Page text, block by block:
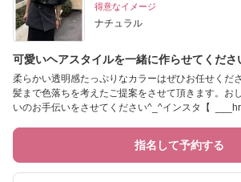
得意なイメージ
ナチュラル
可愛いヘアスタイルを一緒に作らせてくだ
柔らかい透明感たっぷりなカラーはぜひお任せくだ
髪まで色落ちを考えたご提案をさせて頂きます。お
いのお手伝いをさせてください^_^インスタ【
指名して予約する